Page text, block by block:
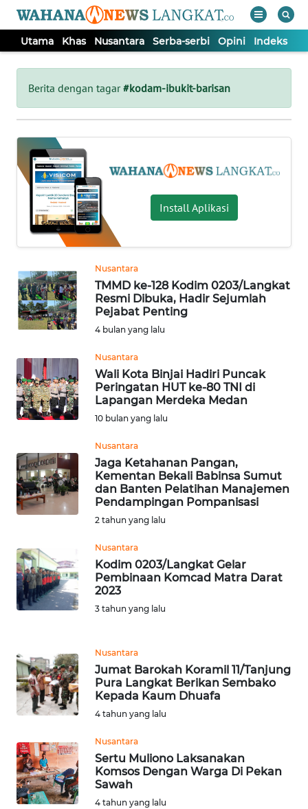
Utama Khas Nusantara Serba-serbi Opini Indeks
Berita dengan tagar#kodam-ibukit-barisan
Install Aplikasi
Nusantara
TMMD ke-128 Kodim 0203/Langkat
Resmi Dibuka, Hadir Sejumlah
Pejabat Penting
4 bulan yang lalu
Nusantara
Wali Kota Binjai Hadiri Puncak
Peringatan HUT ke-80 TNI di
Lapangan Merdeka Medan
10 bulan yang lalu
Nusantara
Jaga Ketahanan Pangan,
Kementan Bekali Babinsa Sumut
dan Banten Pelatihan Manajemen
Pendampingan Pompanisasi
2 tahun yang lalu
Nusantara
Kodim 0203/Langkat Gelar
Pembinaan Komcad Matra Darat
2023
3 tahun yang lalu
Nusantara
Jumat Barokah Koramil 11/Tanjung
Pura Langkat Berikan Sembako
Kepada Kaum Dhuafa
4 tahun yang lalu
Nusantara
Sertu Muliono Laksanakan
Komsos Dengan Warga Di Pekan
Sawah
4 tahun yang lalu
Tutup
UTAMA
KHAS
NUSANTARA
SERBA-
SERBI
OPINI
Informasi
INDEKS
BERITA
KONTAK
KAMI
INFO
IKLAN
TENTANG
PEDOMAN
MEDIA
SIBER
KARIR
DISCLAIMER
News
Regional
WN